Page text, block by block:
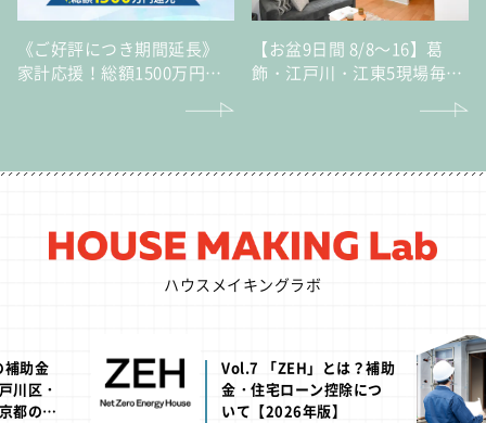
《ご好評につき期間延長》
家計応援！総額1500万円還
ブ・ザ・イヤー2025受賞記
【お盆9日間 8/8～16】葛
飾・江戸川・江東5現場毎日
完成見学会～総額1500万円
ハウスメイキングラボ
助金
川区・
都の助
Vol.7 「ZEH」とは？補助
金・住宅ローン控除につ
いて【2026年版】